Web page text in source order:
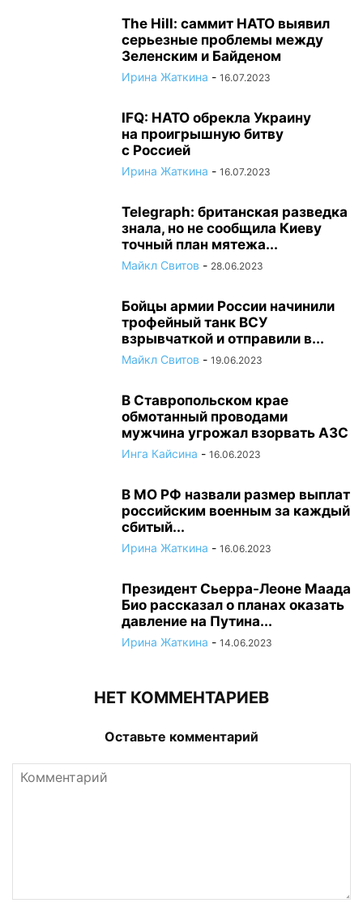
The Hill: саммит НАТО выявил
серьезные проблемы между
Зеленским и Байденом
Ирина Жаткина - 16.07.2023
IFQ: НАТО обрекла Украину
на проигрышную битву
с Россией
Ирина Жаткина - 16.07.2023
Telegraph: британская разведка
знала, но не сообщила Киеву
точный план мятежа...
Майкл Свитов - 28.06.2023
Бойцы армии России начинили
трофейный танк ВСУ
взрывчаткой и отправили в...
Майкл Свитов - 19.06.2023
В Ставропольском крае
обмотанный проводами
мужчина угрожал взорвать АЗС
Инга Кайсина - 16.06.2023
В МО РФ назвали размер выплат
российским военным за каждый
сбитый...
Ирина Жаткина - 16.06.2023
Президент Сьерра-Леоне Маада
Био рассказал о планах оказать
давление на Путина...
Ирина Жаткина - 14.06.2023
НЕТ КОММЕНТАРИЕВ
Оставьте комментарий